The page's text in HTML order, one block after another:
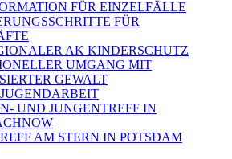
FÜR EINZELFÄLLE
FÜR
AK KINDERSCHUTZ
UMGANG MIT
GEWALT
UND JUNGENTREFF IN
AM STERN IN POTSDAM